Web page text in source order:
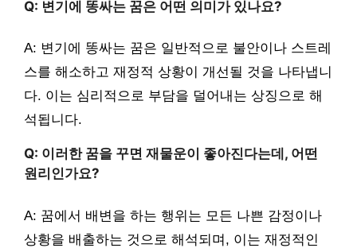
Q: 변기에 똥싸는 꿈은 어떤 의미가 있나요?
A: 변기에 똥싸는 꿈은 일반적으로 불안이나 스트레
스를 해소하고 재정적 상황이 개선될 것을 나타냅니
다. 이는 심리적으로 부담을 덜어내는 상징으로 해
석됩니다.
Q: 이러한 꿈을 꾸면 재물운이 좋아진다는데, 어떤
원리인가요?
A: 꿈에서 배변을 하는 행위는 모든 나쁜 감정이나
상황을 배출하는 것으로 해석되며, 이는 재정적인